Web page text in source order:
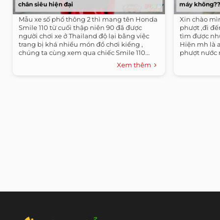
chân siêu hiện đại
Mẫu xe số phổ thông 2 thì mang tên Honda
Smile 110 từ cuối thập niên 90 đã được
người chơi xe ở Thailand độ lại bằng việc
trang bị khá nhiều món đồ chơi kiểng ,
chúng ta cùng xem qua chiếc Smile 110...
Xem thêm
máy không??
Xin chào
phượt ,đi
tìm được
Hiện mh là
phượt nước